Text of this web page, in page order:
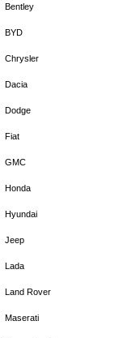
Bentley
BYD
Chrysler
Dacia
Dodge
Fiat
GMC
Honda
Hyundai
Jeep
Lada
Land Rover
Maserati